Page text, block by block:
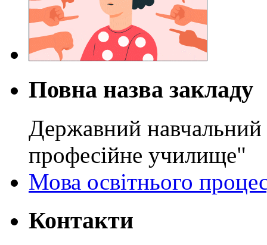
Повна назва закладу
Державний навчальний
професійне училище"
Мова освітнього
Контакти